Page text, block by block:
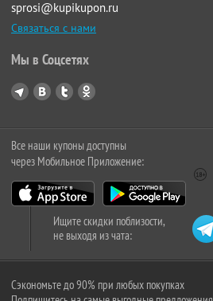
sprosi@kupikupon.ru
Связаться с нами
Мы в Соцсетях
Все наши купоны доступны
через Мобильное Приложение:
Ищите скидки поблизости,
не выходя из чата:
Сэкономьте до 90% при любых покупках